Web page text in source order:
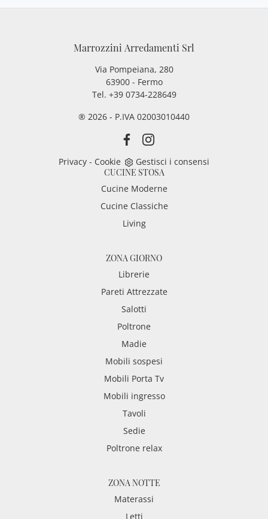
Marrozzini Arredamenti Srl
Via Pompeiana, 280
63900 - Fermo
Tel. +39 0734-228649
® 2026 - P.IVA 02003010440
Privacy - Cookie
Gestisci i consensi
CUCINE STOSA
Cucine Moderne
Cucine Classiche
Living
ZONA GIORNO
Librerie
Pareti Attrezzate
Salotti
Poltrone
Madie
Mobili sospesi
Mobili Porta Tv
Mobili ingresso
Tavoli
Sedie
Poltrone relax
ZONA NOTTE
Materassi
Letti